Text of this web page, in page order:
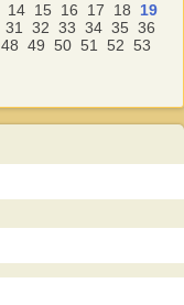
14 15 16 17 18
19
31 32 33 34 35 36
48 49 50 51 52 53